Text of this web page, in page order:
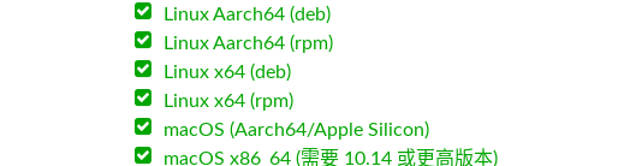
Linux Aarch64 (deb)
Linux Aarch64 (rpm)
Linux x64 (deb)
Linux x64 (rpm)
macOS (Aarch64/Apple Silicon)
macOS x86_64 (需要 10.14 或更高版本)